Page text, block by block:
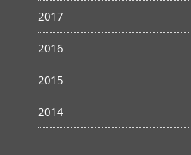
2017
2016
2015
2014